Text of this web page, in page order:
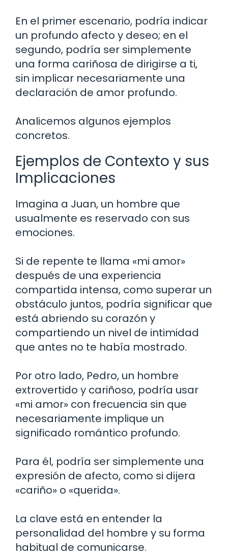
En el primer escenario, podría indicar
un profundo afecto y deseo; en el
segundo, podría ser simplemente
una forma cariñosa de dirigirse a ti,
sin implicar necesariamente una
declaración de amor profundo.
Analicemos algunos ejemplos
concretos.
Ejemplos de Contexto y sus
Implicaciones
Imagina a Juan, un hombre que
usualmente es reservado con sus
emociones.
Si de repente te llama «mi amor»
después de una experiencia
compartida intensa, como superar un
obstáculo juntos, podría significar que
está abriendo su corazón y
compartiendo un nivel de intimidad
que antes no te había mostrado.
Por otro lado, Pedro, un hombre
extrovertido y cariñoso, podría usar
«mi amor» con frecuencia sin que
necesariamente implique un
significado romántico profundo.
Para él, podría ser simplemente una
expresión de afecto, como si dijera
«cariño» o «querida».
La clave está en entender la
personalidad del hombre y su forma
habitual de comunicarse.